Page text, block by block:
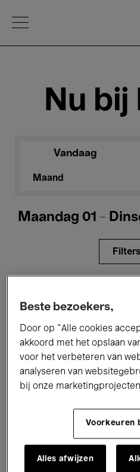
Open Menu
Nu bij
Vandaag
Maand
Maandag 01 -
Filters
Performances
Jazz Klassieke
Beste bezoekers,
Door op “Alle cookies
akkoord met het opslaan
voor het verbeteren van
analyseren van
bij onze
Voorkeuren
Alles afwijzen